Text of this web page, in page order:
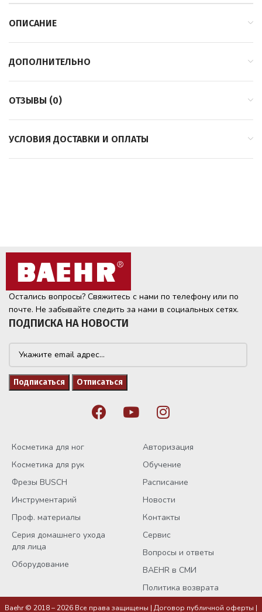
ОПИСАНИЕ
ДОПОЛНИТЕЛЬНО
ОТЗЫВЫ (0)
УСЛОВИЯ ДОСТАВКИ И ОПЛАТЫ
Остались вопросы? Свяжитесь с нами по телефону или по
почте. Не забывайте следить за нами в социальных сетях.
ПОДПИСКА НА НОВОСТИ
Косметика для ног
Косметика для рук
Фрезы BUSCH
Инструментарий
Проф. материалы
Серия домашнего ухода
для лица
Оборудование
Авторизация
Обучение
Расписание
Новости
Контакты
Сервис
Вопросы и ответы
BAEHR в СМИ
Политика возврата
Baehr © 2018 – 2026 Все права защищены | Договор публичной оферты |